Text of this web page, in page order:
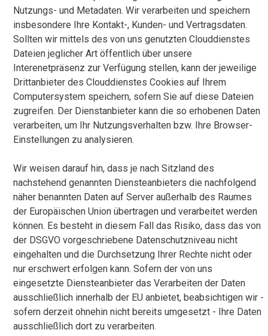
Nutzungs- und Metadaten. Wir verarbeiten und speichern
insbesondere Ihre Kontakt-, Kunden- und Vertragsdaten.
Sollten wir mittels des von uns genutzten Clouddienstes
Dateien jeglicher Art öffentlich über unsere
Interenetpräsenz zur Verfügung stellen, kann der jeweilige
Drittanbieter des Clouddienstes Cookies auf Ihrem
Computersystem speichern, sofern Sie auf diese Dateien
zugreifen. Der Dienstanbieter kann die so erhobenen Daten
verarbeiten, um Ihr Nutzungsverhalten bzw. Ihre Browser-
Einstellungen zu analysieren.
Wir weisen darauf hin, dass je nach Sitzland des
nachstehend genannten Diensteanbieters die nachfolgend
näher benannten Daten auf Server außerhalb des Raumes
der Europäischen Union übertragen und verarbeitet werden
können. Es besteht in diesem Fall das Risiko, dass das von
der DSGVO vorgeschriebene Datenschutzniveau nicht
eingehalten und die Durchsetzung Ihrer Rechte nicht oder
nur erschwert erfolgen kann. Sofern der von uns
eingesetzte Diensteanbieter das Verarbeiten der Daten
ausschließlich innerhalb der EU anbietet, beabsichtigen wir -
sofern derzeit ohnehin nicht bereits umgesetzt - Ihre Daten
ausschließlich dort zu verarbeiten.